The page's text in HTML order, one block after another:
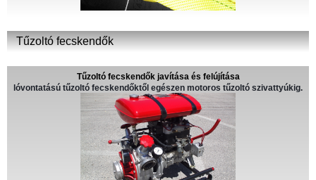
Tűzoltó fecskendők
Tűzoltó fecskendők javítása és felújítása
lóvontatású tűzoltó fecskendőktől egészen motoros tűzoltó szivattyúkig.